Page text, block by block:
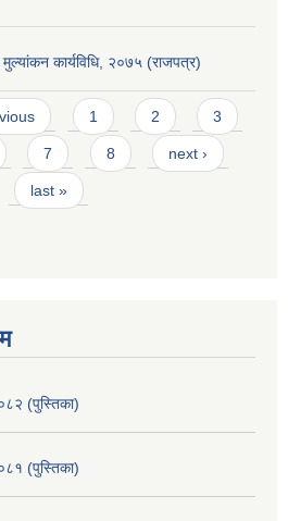
कार्यविधि, २०७५ (राजपत्र)
1 2 3
7 8 next ›
last »
(पुस्तिका)
(पुस्तिका)